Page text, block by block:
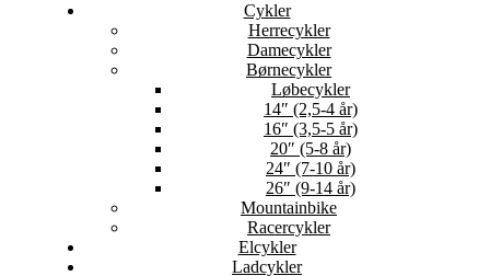
Cykler
Herrecykler
Damecykler
Børnecykler
Løbecykler
14″ (2,5-4 år)
16″ (3,5-5 år)
20″ (5-8 år)
24″ (7-10 år)
26″ (9-14 år)
Mountainbike
Racercykler
Elcykler
Ladcykler